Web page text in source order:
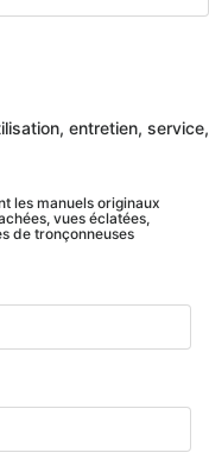
entretien, service,
les manuels originaux
vues éclatées,
de tronçonneuses